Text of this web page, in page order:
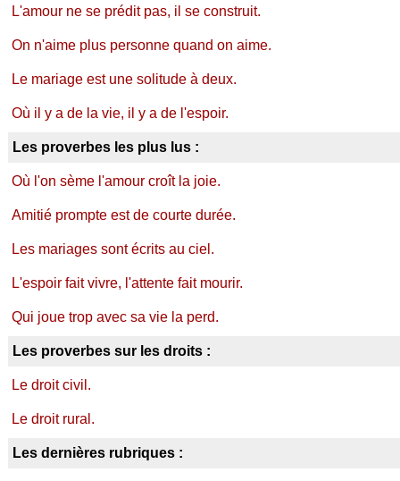
L'amour ne se prédit pas, il se construit.
On n'aime plus personne quand on aime.
Le mariage est une solitude à deux.
Où il y a de la vie, il y a de l'espoir.
Les proverbes les plus lus :
Où l'on sème l'amour croît la joie.
Amitié prompte est de courte durée.
Les mariages sont écrits au ciel.
L'espoir fait vivre, l'attente fait mourir.
Qui joue trop avec sa vie la perd.
Les proverbes sur les droits :
Le droit civil.
Le droit rural.
Les dernières rubriques :